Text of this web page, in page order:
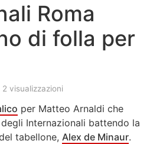
Roma
di folla per
2 visualizzazioni
per Matteo Arnaldi che
Internazionali battendo la
tabellone, Alex de Minaur.